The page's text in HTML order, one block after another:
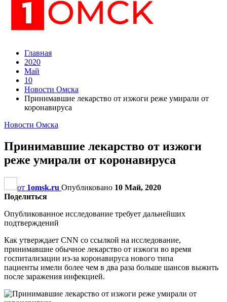
Главная
2020
Май
10
Новости Омска
Принимавшие лекарство от изжоги реже умирали от
коронавируса
Новости Омска
Принимавшие лекарство от изжоги
реже умирали от коронавируса
от 1omsk.ru Опубликовано 10 Май, 2020
Поделиться
Опубликованное исследование требует дальнейших
подтверждений
Как утверждает CNN со ссылкой на исследование,
принимавшие обычное лекарство от изжоги во время
госпитализации из-за коронавируса нового типа
пациенты имели более чем в два раза больше шансов выжить
после заражения инфекцией.